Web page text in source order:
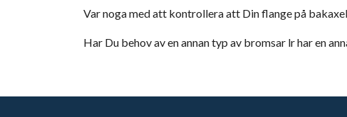
Var noga med att kontrollera att Din flange på
Har Du behov av en annan typ av bromsar lr har en